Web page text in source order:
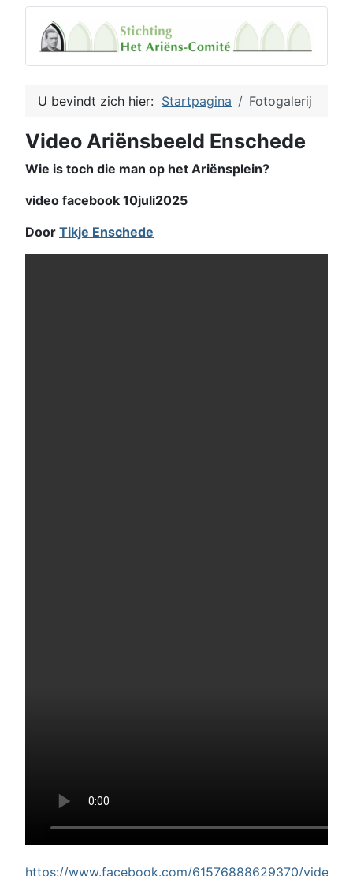
U bevindt zich hier: Startpagina Fotogalerij
Video Ariënsbeeld Enschede
Wie is toch die man op het Ariënsplein?
video facebook 10juli2025
Door Tikje Enschede
https://www.facebook.com/61576888629370/videos/